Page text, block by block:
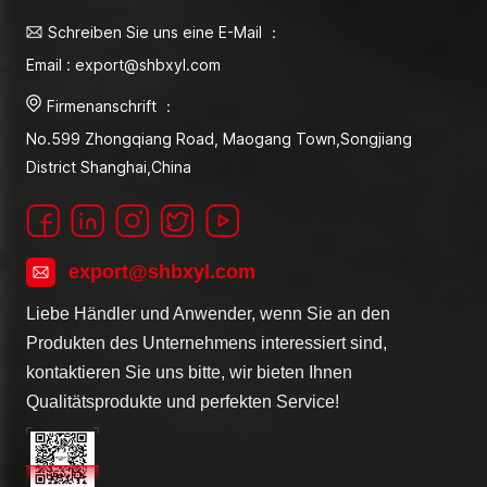
Schreiben Sie uns eine E-Mail ：
Email : export@shbxyl.com
Firmenanschrift ：
No.599 Zhongqiang Road, Maogang Town,Songjiang
District Shanghai,China
export@shbxyl.com
Liebe Händler und Anwender, wenn Sie an den
Produkten des Unternehmens interessiert sind,
kontaktieren Sie uns bitte, wir bieten Ihnen
Qualitätsprodukte und perfekten Service!